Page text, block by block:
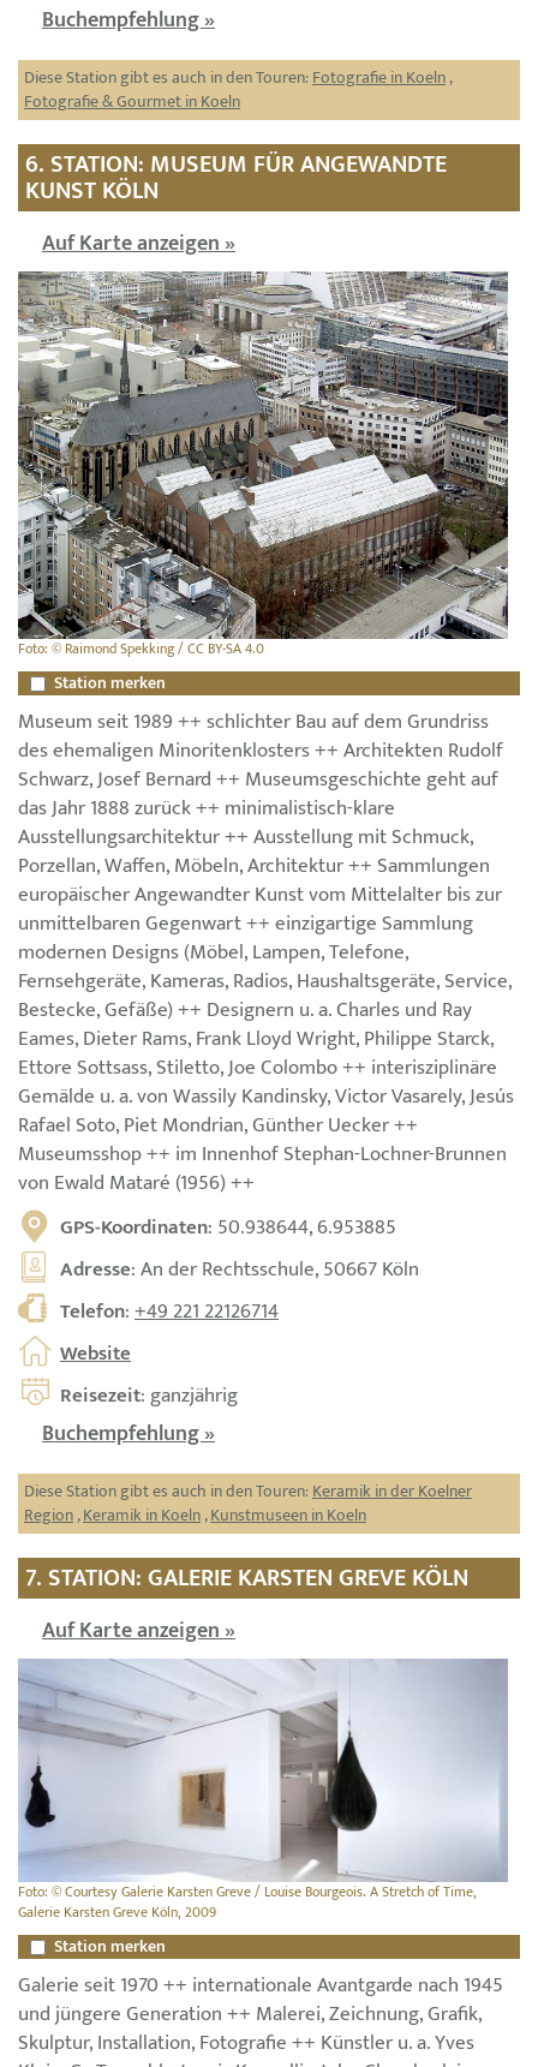
Buchempfehlung »
Diese Station gibt es auch in den Touren:Fotografie in Koeln,
Fotografie & Gourmet in Koeln
6. STATION: MUSEUM FÜR ANGEWANDTE
KUNST KÖLN
Auf Karte anzeigen »
Foto: © Raimond Spekking / CC BY-SA 4.0
Station merken
Museum seit 1989 ++ schlichter Bau auf dem Grundriss
des ehemaligen Minoritenklosters ++ Architekten Rudolf
Schwarz, Josef Bernard ++ Museumsgeschichte geht auf
das Jahr 1888 zurück ++ minimalistisch-klare
Ausstellungsarchitektur ++ Ausstellung mit Schmuck,
Porzellan, Waffen, Möbeln, Architektur ++ Sammlungen
europäischer Angewandter Kunst vom Mittelalter bis zur
unmittelbaren Gegenwart ++ einzigartige Sammlung
modernen Designs (Möbel, Lampen, Telefone,
Fernsehgeräte, Kameras, Radios, Haushaltsgeräte, Service,
Bestecke, Gefäße) ++ Designern u. a. Charles und Ray
Eames, Dieter Rams, Frank Lloyd Wright, Philippe Starck,
Ettore Sottsass, Stiletto, Joe Colombo ++ interisziplinäre
Gemälde u. a. von Wassily Kandinsky, Victor Vasarely, Jesús
Rafael Soto, Piet Mondrian, Günther Uecker ++
Museumsshop ++ im Innenhof Stephan-Lochner-Brunnen
von Ewald Mataré (1956) ++
GPS-Koordinaten: 50.938644, 6.953885
Adresse: An der Rechtsschule, 50667 Köln
Telefon:+49 221 22126714
Website
Reisezeit: ganzjährig
Buchempfehlung »
Diese Station gibt es auch in den Touren:Keramik in der Koelner
Region,Keramik in Koeln,Kunstmuseen in Koeln
7. STATION: GALERIE KARSTEN GREVE KÖLN
Auf Karte anzeigen »
Foto: © Courtesy Galerie Karsten Greve / Louise Bourgeois. A Stretch of Time,
Galerie Karsten Greve Köln, 2009
Station merken
Galerie seit 1970 ++ internationale Avantgarde nach 1945
und jüngere Generation ++ Malerei, Zeichnung, Grafik,
Skulptur, Installation, Fotografie ++ Künstler u. a. Yves